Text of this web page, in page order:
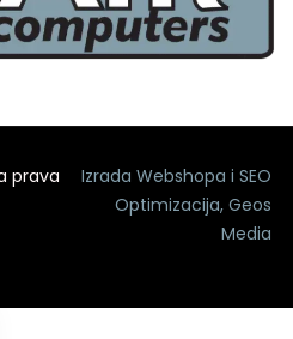
prava
Izrada Webshopa iSEO
Optimizacija,Geos
Media